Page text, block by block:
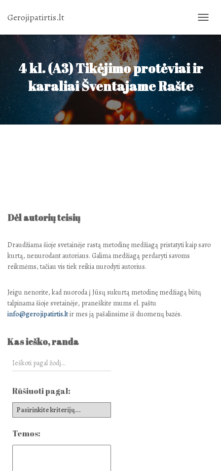
Gerojipatirtis.lt
4 kl. (A3) Tikėjimo protėviai ir
karaliai Šventajame Rašte
Dėl autorių teisių
Draudžiama šioje svetainėje rastą metodinę medžiagą pristatyti kaip savo
kurtą, nenurodant autoriaus. Galima medžiagą perdaryti savoms
reikmėms, tačiau vis tiek reikia nurodyti autorius.
Jeigu nenorite, kad nuoroda į Jūsų sukurtą metodinę medžiagą būtų
talpinama šioje svetainėje, praneškite mums el. paštu
info@gerojipatirtis.ltir mes ją pašalinsime iš duomenų bazės.
Kas ieško, randa
Rūšiuoti pagal:
Temos: